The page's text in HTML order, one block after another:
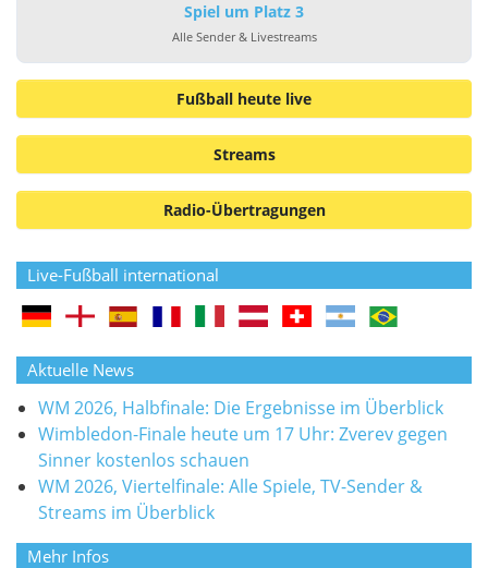
Spiel um Platz 3
Alle Sender & Livestreams
Fußball heute live
Streams
Radio-Übertragungen
Live-Fußball international
Aktuelle News
WM 2026, Halbfinale: Die Ergebnisse im Überblick
Wimbledon-Finale heute um 17 Uhr: Zverev gegen
Sinner kostenlos schauen
WM 2026, Viertelfinale: Alle Spiele, TV-Sender &
Streams im Überblick
Mehr Infos